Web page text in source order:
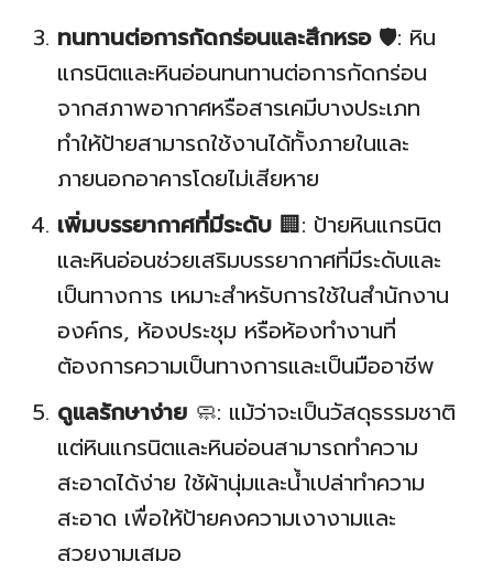
ทนทานต่อการกัดกร่อนและสึกหรอ🛡️: หิน
แกรนิตและหินอ่อนทนทานต่อการกัดกร่อน
จากสภาพอากาศหรือสารเคมีบางประเภท
ทำให้ป้ายสามารถใช้งานได้ทั้งภายในและ
ภายนอกอาคารโดยไม่เสียหาย
เพิ่มบรรยากาศที่มีระดับ 🏢: ป้ายหินแกรนิต
และหินอ่อนช่วยเสริมบรรยากาศที่มีระดับและ
เป็นทางการ เหมาะสำหรับการใช้ในสำนักงาน
องค์กร, ห้องประชุม หรือห้องทำงานที่
ต้องการความเป็นทางการและเป็นมืออาชีพ
ดูแลรักษาง่าย 🧼: แม้ว่าจะเป็นวัสดุธรรมชาติ
แต่หินแกรนิตและหินอ่อนสามารถทำความ
สะอาดได้ง่าย ใช้ผ้านุ่มและน้ำเปล่าทำความ
สะอาด เพื่อให้ป้ายคงความเงางามและ
สวยงามเสมอ